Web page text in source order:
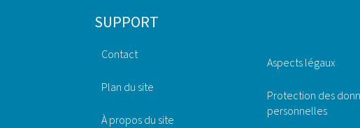
SUPPORT
Contact
Plan du site
À propos du site
Aspects légaux
Protection des
personnelles